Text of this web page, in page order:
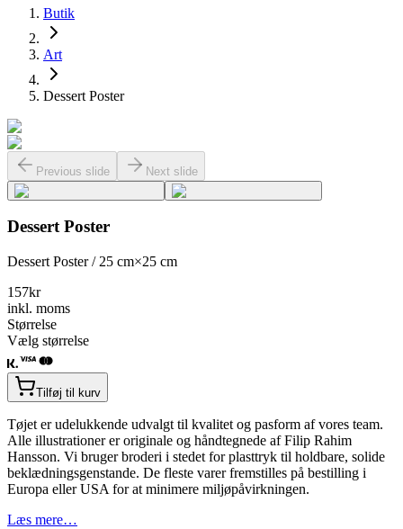
Butik
Art
Dessert Poster
Previous slide Next slide
Dessert Poster
Dessert Poster / 25 cm×25 cm
157kr
inkl. moms
Størrelse
Vælg størrelse
Tilføj til kurv
Tøjet er udelukkende udvalgt til kvalitet og pasform af vores team.
Alle illustrationer er originale og håndtegnede af Filip Rahim
Hansson. Vi bruger broderi i stedet for plasttryk til holdbare, solide
beklædningsgenstande. De fleste varer fremstilles på bestilling i
Europa eller USA for at minimere miljøpåvirkningen.
Læs mere…